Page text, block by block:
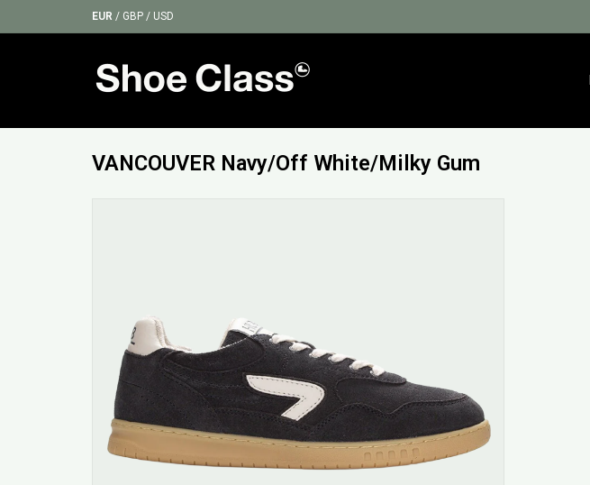
EUR / GBP / USD
VANCOUVER Navy/Off White/Milky Gum